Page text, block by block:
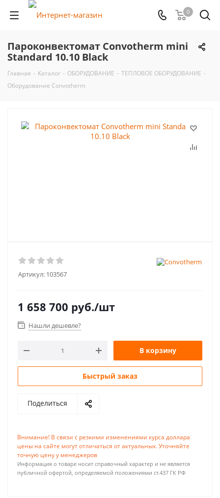
0
Пароконвектомат Convotherm mini
Standard 10.10 Black
Главная - Каталог - ОБОРУДОВАНИЕ - ТЕПЛОВОЕ ОБОРУДОВАНИЕ -
Оборудование Convotherm
Артикул: 103567
1 658 700 руб./шт
Нашли дешевле?
В корзину
Быстрый заказ
Поделиться
Внимание! В связи с резкими изменениями курса доллара
цены на сайте могут отличаться от актуальных. Уточняйте
точную цену у менеджеров
Информация о товаре носит справочный характер и не является
публичной офертой, определяемой положениями ст.437 ГК РФ